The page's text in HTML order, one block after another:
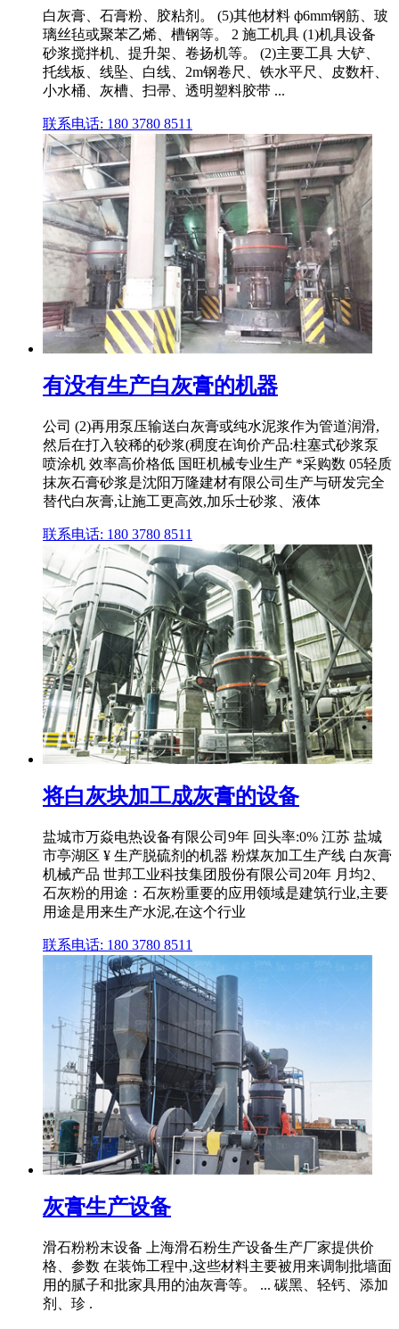
白灰膏、石膏粉、胶粘剂。 (5)其他材料 ф6mm钢筋、玻
璃丝毡或聚苯乙烯、槽钢等。 2 施工机具 (1)机具设备
砂浆搅拌机、提升架、卷扬机等。 (2)主要工具 大铲、
托线板、线坠、白线、2m钢卷尺、铁水平尺、皮数杆、
小水桶、灰槽、扫帚、透明塑料胶带 ...
联系电话: 180 3780 8511
有没有生产白灰膏的机器
公司 (2)再用泵压输送白灰膏或纯水泥浆作为管道润滑,
然后在打入较稀的砂浆(稠度在询价产品:柱塞式砂浆泵
喷涂机 效率高价格低 国旺机械专业生产 *采购数 05轻质
抹灰石膏砂浆是沈阳万隆建材有限公司生产与研发完全
替代白灰膏,让施工更高效,加乐士砂浆、液体
联系电话: 180 3780 8511
将白灰块加工成灰膏的设备
盐城市万焱电热设备有限公司9年 回头率:0% 江苏 盐城
市亭湖区 ¥ 生产脱硫剂的机器 粉煤灰加工生产线 白灰膏
机械产品 世邦工业科技集团股份有限公司20年 月均2、
石灰粉的用途：石灰粉重要的应用领域是建筑行业,主要
用途是用来生产水泥,在这个行业
联系电话: 180 3780 8511
灰膏生产设备
滑石粉粉末设备 上海滑石粉生产设备生产厂家提供价
格、参数 在装饰工程中,这些材料主要被用来调制批墙面
用的腻子和批家具用的油灰膏等。 ... 碳黑、轻钙、添加
剂、珍 .